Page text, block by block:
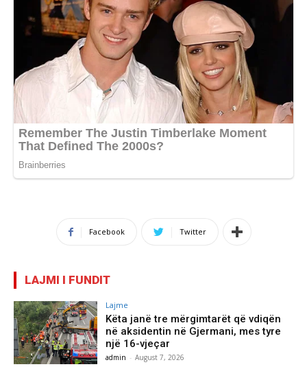
Facebook Twitter
LAJMI I FUNDIT
Lajme
Këta janë tre mërgimtarët që vdiqën
në aksidentin në Gjermani, mes tyre
një 16-vjeçar
admin - August 7, 2026